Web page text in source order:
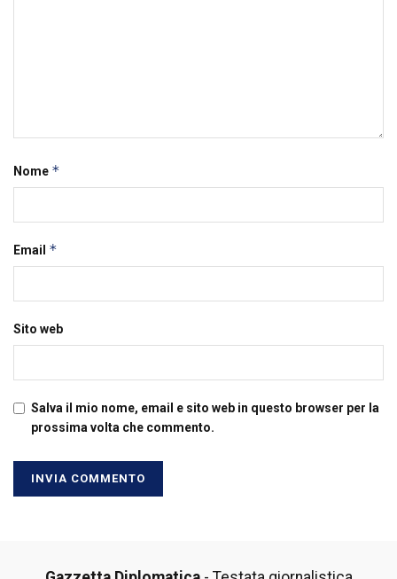
Nome *
Email *
Sito web
Salva il mio nome, email e sito web in questo browser per la
prossima volta che commento.